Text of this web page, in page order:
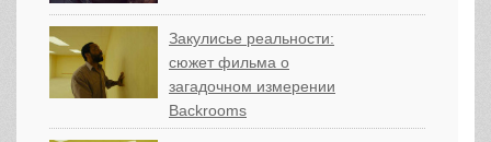
Закулисье реальности:
сюжет фильма о
загадочном измерении
Backrooms